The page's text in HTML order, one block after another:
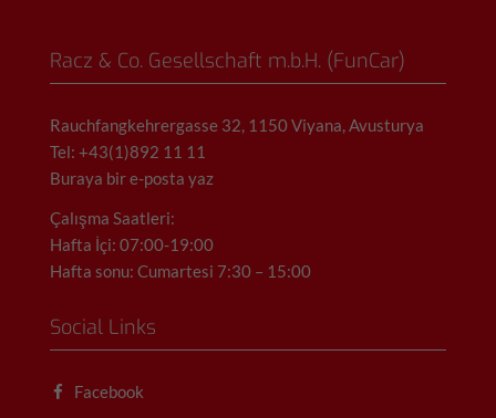
Racz & Co. Gesellschaft m.b.H. (FunCar)
Rauchfangkehrergasse 32, 1150 Viyana, Avusturya
Tel: +43(1)892 11 11
Buraya bir e-posta yaz
Çalışma Saatleri:
Hafta İçi: 07:00-19:00
Hafta sonu: Cumartesi 7:30 – 15:00
Social Links
Facebook